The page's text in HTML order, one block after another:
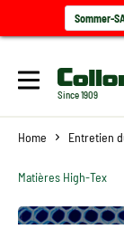
Sommer-
Since 1909
Home Entretien
Matières High-Tex